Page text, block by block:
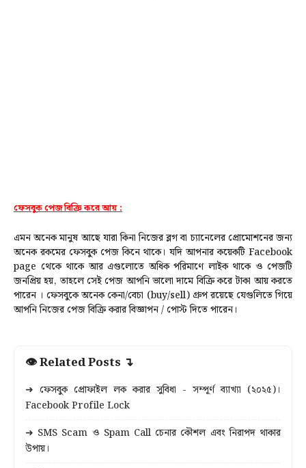
ফেসবুক পেজ বিক্রি করে আয় :
এমন অনেক মানুষ আছে যারা কিনা নিজের ব্লগ বা চ্যানেলের প্রোমোশনের জন্য
অনেক রকমের ফেসবুক পেজ কিনে থাকে। যদি আপনার কয়েকটি Facebook
page থেকে থাকে আর এগুলোতে অধিক পরিমাণে লাইক থাকে ও পেজটি
জনপ্রিয় হয়, তাহলে সেই পেজ আপনি ভালো দামে বিক্রি করে টাকা আয় করতে
পারেন । ফেসবুকে অনেক কেনা/বেচা (buy/sell) গ্রুপ রয়েছে যেগুলিতে গিয়ে
আপনি নিজের পেজ বিক্রি করার বিজ্ঞাপন / পোস্ট দিতে পারেন।
👁 Related Posts ↴
➜ ফেসবুক প্রোফাইল লক করার সুবিধা - সম্পূর্ণ ব্যাখ্যা (২০২৫)।
Facebook Profile Lock
➜ SMS Scam ও Spam Call চেনার কৌশল এবং নিরাপদ থাকার
উপায়।